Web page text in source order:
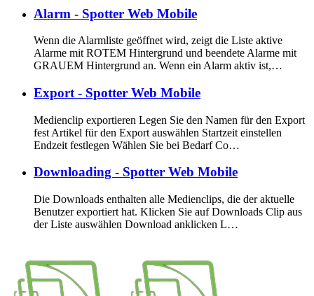
Alarm - Spotter Web Mobile
Wenn die Alarmliste geöffnet wird, zeigt die Liste aktive
Alarme mit ROTEM Hintergrund und beendete Alarme mit
GRAUEM Hintergrund an. Wenn ein Alarm aktiv ist,…
Export - Spotter Web Mobile
Medienclip exportieren Legen Sie den Namen für den Export
fest Artikel für den Export auswählen Startzeit einstellen
Endzeit festlegen Wählen Sie bei Bedarf Co…
Downloading - Spotter Web Mobile
Die Downloads enthalten alle Medienclips, die der aktuelle
Benutzer exportiert hat. Klicken Sie auf Downloads Clip aus
der Liste auswählen Download anklicken L…